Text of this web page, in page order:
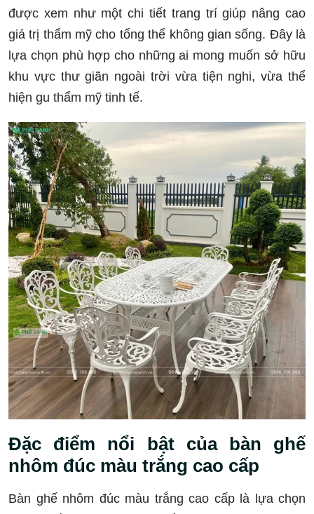
được xem như một chi tiết trang trí giúp nâng cao
giá trị thẩm mỹ cho tổng thể không gian sống. Đây là
lựa chọn phù hợp cho những ai mong muốn sở hữu
khu vực thư giãn ngoài trời vừa tiện nghi, vừa thể
hiện gu thẩm mỹ tinh tế.
Đặc điểm nổi bật của bàn ghế
nhôm đúc màu trắng cao cấp
Bàn ghế nhôm đúc màu trắng cao cấp là lựa chọn